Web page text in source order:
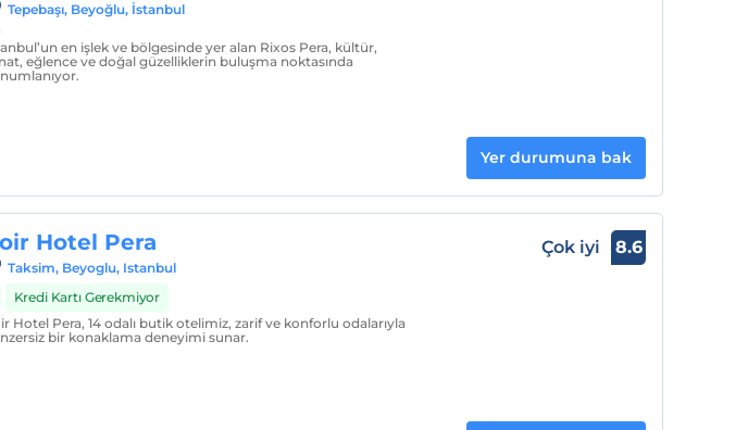
Tepebaşı, Beyoğlu, İstanbul
en işlek ve bölgesinde yer alan Rixos Pera, kültür,
eğlence ve doğal güzelliklerin buluşma noktasında
Yer durumuna bak
Hotel Pera
Taksim, Beyoglu, Istanbul
Kredi Kartı Gerekmiyor
Hotel Pera, 14 odalı butik otelimiz, zarif ve konforlu odalarıyla
bir konaklama deneyimi sunar.
Çok iyi 8.6